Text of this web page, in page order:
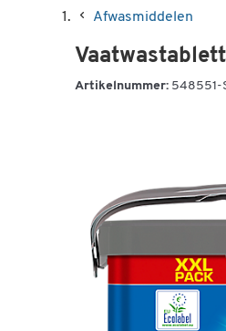
Afwasmiddelen
Artikelnummer: 548551-